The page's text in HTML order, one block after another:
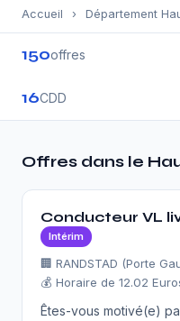
Accueil › Département
150offres
16CDD
Offres dans le
Conducteur VL
Intérim
🏢 RANDSTAD (Porte
💰 Horaire de 12.02
Êtes-vous motivé(e)